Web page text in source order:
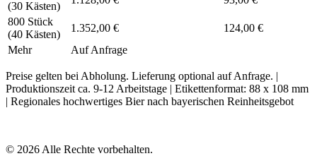
(30 Kästen)
800 Stück
(40 Kästen)
1.352,00 €
124,00 €
Mehr
Auf Anfrage
Preise gelten bei Abholung. Lieferung optional auf Anfrage. |
Produktionszeit ca. 9-12 Arbeitstage | Etikettenformat: 88 x 108 mm
| Regionales hochwertiges Bier nach bayerischen Reinheitsgebot
© 2026 Alle Rechte vorbehalten.